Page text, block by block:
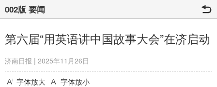
002版 要闻
第六届“用英语讲中国故事大会”在济启动
济南日报 | 2025年11月26日
字体放大 字体放小